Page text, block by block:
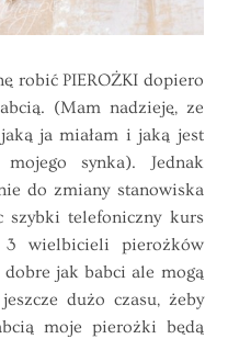
robić PIEROŻKI dopiero
(Mam nadzieję, ze
ja miałam i jaką jest
synka). Jednak
do zmiany stanowiska
szybki telefoniczny kurs
wielbicieli pierożków
dobre jak babci ale mogą
dużo czasu, żeby
moje pierożki będą